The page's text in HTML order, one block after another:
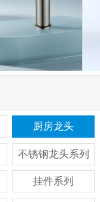
厨房龙头
不锈钢龙头系列
挂件系列